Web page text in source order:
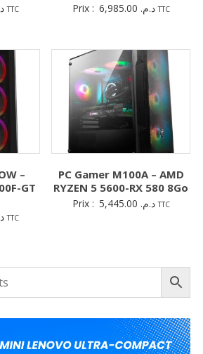
TTC Prix : د.م. TTC
–
GT
TTC
PC Gamer M100A – AMD
RYZEN 5 5600-RX 580 8Go
Prix : د.م. TTC